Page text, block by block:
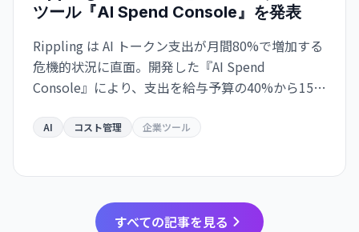
ツール『AI Spend Console』を発表
Rippling は AI トークン支出が月間80%で増加する
危機的状況に直面。開発した『AI Spend
Console』により、支出を給与予算の40%から15%
た。
AI コスト管理 企業ツール
すべての記事を見る